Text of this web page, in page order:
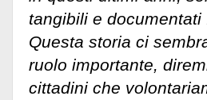
tangibili e documentati .
Questa storia ci
ruolo importante,
cittadini che